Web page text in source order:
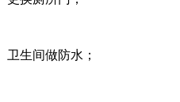
、卫生间做防水；